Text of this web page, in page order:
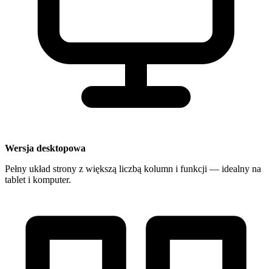
Wersja desktopowa
Pełny układ strony z większą liczbą kolumn i funkcji — idealny na
tablet i komputer.